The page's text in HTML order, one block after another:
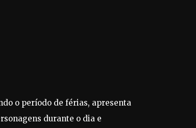
o período de férias, apresenta
durante o dia e